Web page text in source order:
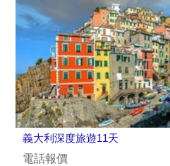
義大利深度旅遊11天
電話報價